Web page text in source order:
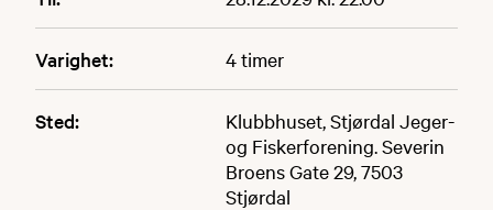
Varighet: 4 timer
Sted:
Klubbhuset, Stjørdal Jeger-
og Fiskerforening. Severin
Broens Gate 29, 7503
Stjørdal